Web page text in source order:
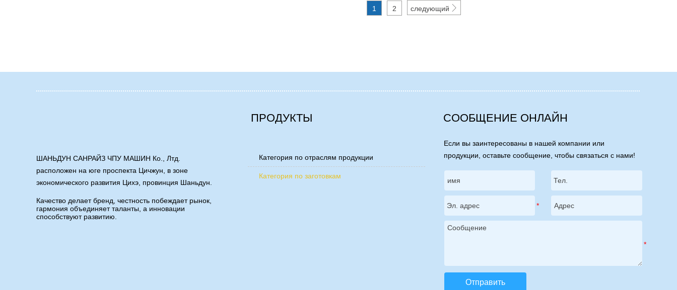
ШАНЬДУН САНРАЙЗ ЧПУ МАШИН Ко., Лтд.
расположен на юге проспекта Цичжун, в зоне
экономического развития Цихэ, провинция Шаньдун.
Качество делает бренд, честность побеждает рынок,
гармония объединяет таланты, а инновации
способствуют развитию.
ПРОДУКТЫ
Категория по отраслям продукции
Категория по заготовкам
СООБЩЕНИЕ ОНЛАЙН
Если вы заинтересованы в нашей компании или
продукции, оставьте сообщение, чтобы связаться с нами!
Отправить
1 2 следующий 